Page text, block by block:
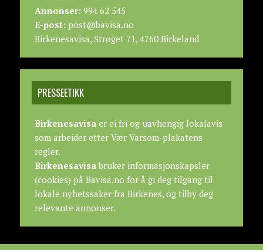
Annonser:994 62 545
E-post:post@bavisa.no
Birkenesavisa, Strøget 71, 4760 Birkeland
PRESSEETIKK
Birkenesavisaer ei fri og uavhengig lokalavis
som arbeider etter Vær Varsom-plakatens
regler.
Birkenesavisabruker informasjonskapsler
(cookies) på Bavisa.no for å gi deg tilgang til
lokale nyhetssaker fra Birkenes, og tilby deg
relevante annonser.